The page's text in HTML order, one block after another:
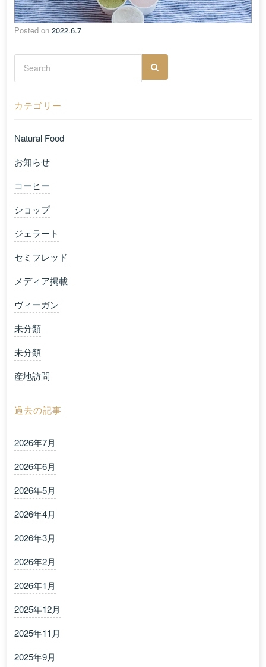
Posted on2022.6.7
カテゴリー
Natural Food
お知らせ
コーヒー
ショップ
ジェラート
セミフレッド
メディア掲載
ヴィーガン
未分類
未分類
産地訪問
過去の記事
2026年7月
2026年6月
2026年5月
2026年4月
2026年3月
2026年2月
2026年1月
2025年12月
2025年11月
2025年9月